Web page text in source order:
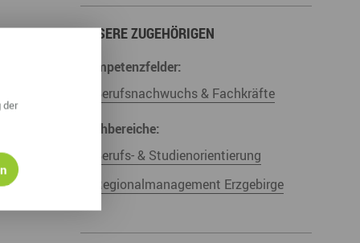
UNSERE ZUGEHÖRIGEN
Kompetenzfelder:
Berufsnachwuchs & Fachkräfte
Fachbereiche:
Berufs- & Studienorientierung
Regionalmanagement Erzgebirge
der